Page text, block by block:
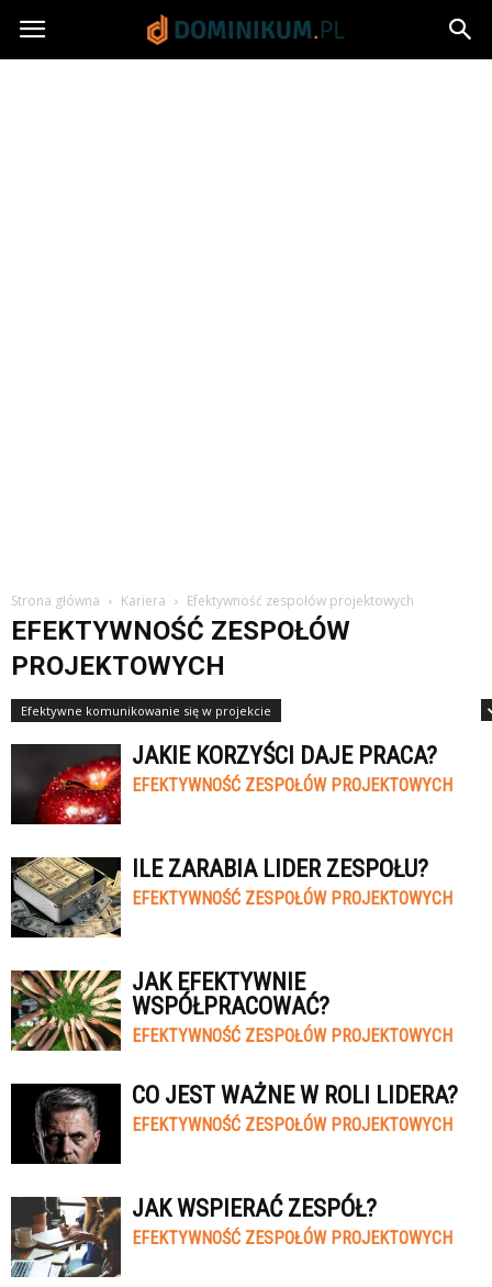
Dominikum.pl
Strona główna Kariera Efektywność zespołów projektowych
EFEKTYWNOŚĆ ZESPOŁÓW
PROJEKTOWYCH
Efektywne komunikowanie się w projekcie
JAKIE KORZYŚCI DAJE PRACA?
EFEKTYWNOŚĆ ZESPOŁÓW PROJEKTOWYCH
ILE ZARABIA LIDER ZESPOŁU?
EFEKTYWNOŚĆ ZESPOŁÓW PROJEKTOWYCH
JAK EFEKTYWNIE
WSPÓŁPRACOWAĆ?
EFEKTYWNOŚĆ ZESPOŁÓW PROJEKTOWYCH
CO JEST WAŻNE W ROLI LIDERA?
EFEKTYWNOŚĆ ZESPOŁÓW PROJEKTOWYCH
JAK WSPIERAĆ ZESPÓŁ?
EFEKTYWNOŚĆ ZESPOŁÓW PROJEKTOWYCH